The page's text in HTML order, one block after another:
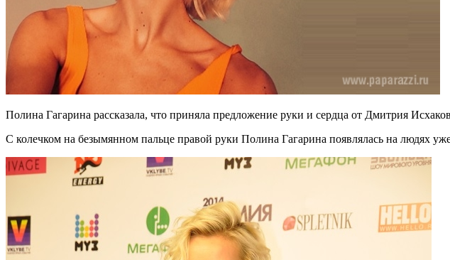
Полина Гагарина рассказала, что приняла предложение руки и сердца от Дмитрия
С колечком на безымянном пальце правой руки Полина Гагарина появлялась на людях